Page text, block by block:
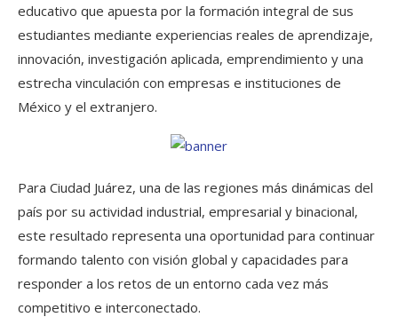
educativo que apuesta por la formación integral de sus
estudiantes mediante experiencias reales de aprendizaje,
innovación, investigación aplicada, emprendimiento y una
estrecha vinculación con empresas e instituciones de
México y el extranjero.
Para Ciudad Juárez, una de las regiones más dinámicas del
país por su actividad industrial, empresarial y binacional,
este resultado representa una oportunidad para continuar
formando talento con visión global y capacidades para
responder a los retos de un entorno cada vez más
competitivo e interconectado.